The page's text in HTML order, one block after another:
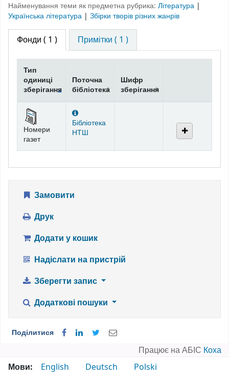
Найменування теми як предметна рубрика: Література |
Українська література | Збірки творів різних жанрів
Фонди ( 1 ) Примітки ( 1 )
Фонди
Тип
одиниці
зберігання
Поточна
бібліотека
Шифр
зберігання
Номери
газет
Бібліотека
НТШ
Замовити
Друк
Додати у кошик
Надіслати на пристрій
Зберегти запис
Додаткові пошуки
Поділитися
Працює на АБІС Коха
Мови:
English Deutsch Polski